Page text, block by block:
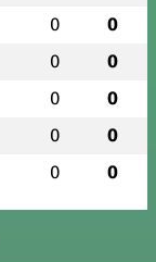
0 0
0 0
0 0
0 0
0 0